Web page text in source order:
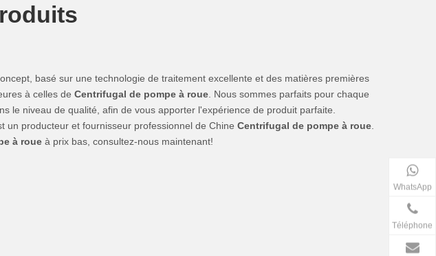
basé sur une technologie de traitement excellente et des matières premières
à celles de Centrifugal de pompe à roue . Nous sommes parfaits pour chaque
le niveau de qualité, afin de vous apporter l'expérience de produit parfaite.
un producteur et fournisseur professionnel de Chine Centrifugal de pompe à roue
à roue à prix bas, consultez-nous maintenant!
WhatsApp
Téléphone